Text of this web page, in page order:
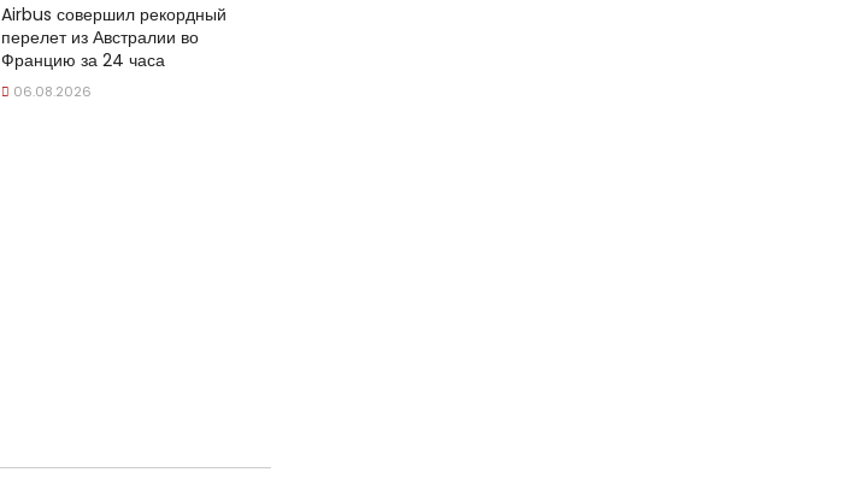
Airbus совершил рекордный
перелет из Австралии во
Францию за 24 часа
06.08.2026